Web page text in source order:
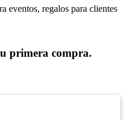
eventos, regalos para clientes
primera compra.